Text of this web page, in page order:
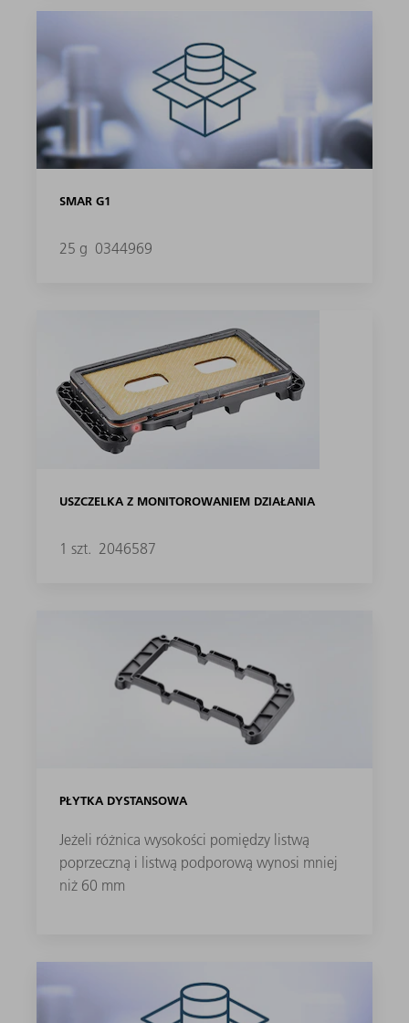
SMAR G1
25 g 0344969
USZCZELKA Z MONITOROWANIEM DZIAŁANIA
1 szt. 2046587
PŁYTKA DYSTANSOWA
Jeżeli różnica wysokości pomiędzy listwą
poprzeczną i listwą podporową wynosi mniej
niż 60 mm